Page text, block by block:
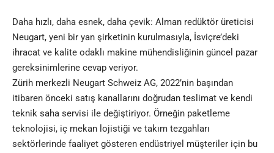
Daha hızlı, daha esnek, daha çevik: Alman redüktör üreticisi
Neugart, yeni bir yan şirketinin kurulmasıyla, İsviçre’deki
ihracat ve kalite odaklı makine mühendisliğinin güncel pazar
gereksinimlerine cevap veriyor.
Zürih merkezli Neugart Schweiz AG, 2022’nin başından
itibaren önceki satış kanallarını doğrudan teslimat ve kendi
teknik saha servisi ile değiştiriyor. Örneğin paketleme
teknolojisi, iç mekan lojistiği ve takım tezgahları
sektörlerinde faaliyet gösteren endüstriyel müşteriler için bu